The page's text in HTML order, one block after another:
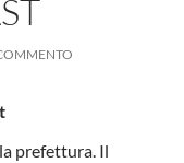
prefettura. Il